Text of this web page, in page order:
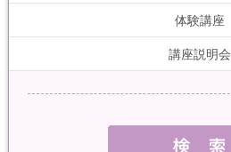
体験講座
講座説明会